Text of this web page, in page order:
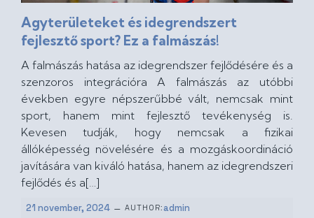
Agyterületeket és idegrendszert
fejlesztő sport? Ez a falmászás!
A falmászás hatása az idegrendszer fejlődésére és a
szenzoros integrációra A falmászás az utóbbi
években egyre népszerűbbé vált, nemcsak mint
sport, hanem mint fejlesztő tevékenység is.
Kevesen tudják, hogy nemcsak a fizikai
állóképesség növelésére és a mozgáskoordináció
javítására van kiváló hatása, hanem az idegrendszeri
fejlődés és a[…]
21 november, 2024 – AUTHOR:admin